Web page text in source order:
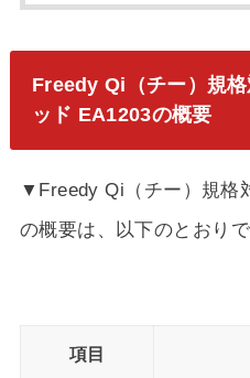
Freedy Qi（チー）規
ッド EA1203の概要
▼Freedy Qi（チー）規格
の概要は、以下のとおりで
項目